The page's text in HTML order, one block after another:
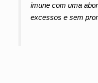
imune com uma
excessos e sem